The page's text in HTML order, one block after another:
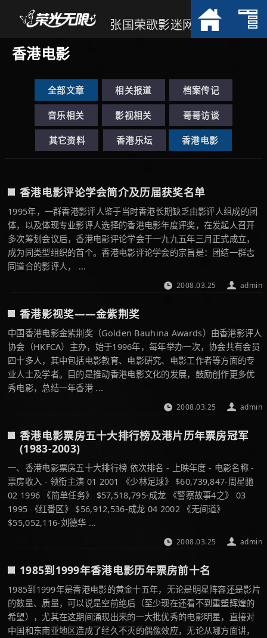
张国荣歌影迷网
香港电影
全部文章 相关报道 档案传记
音乐相关 影视相关 哥哥访谈
其它资料 香港乐坛 香港电影
香港电影评论学会简介及历届获奖名单
1995年，一群香港影评人鉴于当时香港长期缺乏由影评人组成的团
体，以及体现专业影评人选择的香港电影年度评奖，在发起人召开
多次筹划会议后，香港电影评论学会于一九九五年三月正式成立，
成为同类型组织的首个。香港电影评论学会的宗旨是：团结一群志
同道合的影评人， ...
admin
2008.03.25
香港影视奖——金紫荆奖
中国香港电影金紫荆奖（Golden Bauhina Awards）由香港影评人
协会（HKFCA）主办，始于1996年，每年举办一次，协会共有会员
四十多人，其中包括电影教育、电影研究、电影工作者等方面的专
业人士及学者。目的是推动香港电影文化的发展，鼓励创作更多优
秀电影，总结一年香港 ...
admin
2008.03.25
香港电影票房五十大排行榜及港片历年票房冠军
(1983-2003)
一、香港电影票房五十大排行榜 依次排名 - 上映年度 - 电影名称 -
票房收入 - 领衔主演 01 2001 《少林足球》 $60,739,847-周星驰
02 1996 《简单任务》 $57,518,795-成龙 《警察故事4之》 03
1995 《红番区》 $56,912,536-成龙 04 2002 《无间道》
$55,052,116-刘德华 ...
admin
2008.03.25
1985到1999年香港电影历年票房前十名
1985到1999年是香港电影的黄金十五年，无论是明星阵容还是影片
的数量、质量，可以说是空前绝后（至少现在还看不到重塑辉煌的
希望），尤其在这期间涌现出来的一大批优秀的电影明星，直接对
中国和东南亚地区造成了经久不灭的偶像效应，无论从哪方面讲，